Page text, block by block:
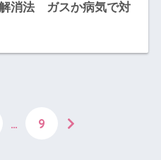
消法 ガスか病気で対
… 9